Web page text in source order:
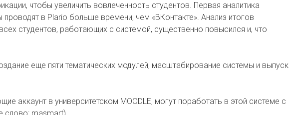
чтобы увеличить вовлеченность студентов. Первая аналитика
проводят в Plario больше времени, чем «ВКонтакте». Анализ итогов
студентов, работающих с системой, существенно повысился и, что
еще пяти тематических модулей, масштабирование системы и выпуск
аккаунт в университетском MOODLE, могут поработать в этой системе с